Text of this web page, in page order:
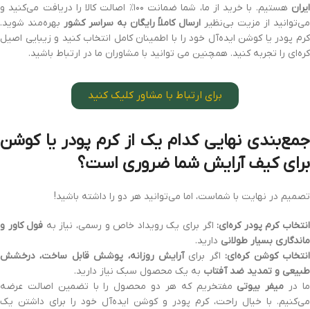
ایران
هستیم. با خرید از ما، شما ضمانت ۱۰۰٪ اصالت کالا را دریافت می‌کنید و
می‌توانید از مزیت بی‌نظیر ارسال کاملاً رایگان به سراسر کشور بهره‌مند شوید.
کرم پودر یا کوشن ایده‌آل خود را با اطمینان کامل انتخاب کنید و زیبایی اصیل
کره‌ای را تجربه کنید. همچنین می توانید با مشاوران ما در ارتباط باشید.
برای ارتباط با مشاور کلیک کنید
جمع‌بندی نهایی کدام یک از کرم پودر یا کوشن
برای کیف آرایش شما ضروری است؟
تصمیم در نهایت با شماست، اما می‌توانید هر دو را داشته باشید!
انتخاب کرم پودر کره‌ای: اگر برای یک رویداد خاص و رسمی، نیاز به فول کاور و
ماندگاری بسیار طولانی دارید.
انتخاب کوشن کره‌ای: اگر برایآرایش روزانه، پوشش قابل ساخت، درخشش
طبیعی و تمدید ضد آفتاب به یک محصول سبک نیاز دارید.
ما در میفر بیوتی مفتخریم که هر دو محصول را با تضمین اصالت عرضه
می‌کنیم. با خیال راحت، کرم پودر و کوشن ایده‌آل خود را برای داشتن یک